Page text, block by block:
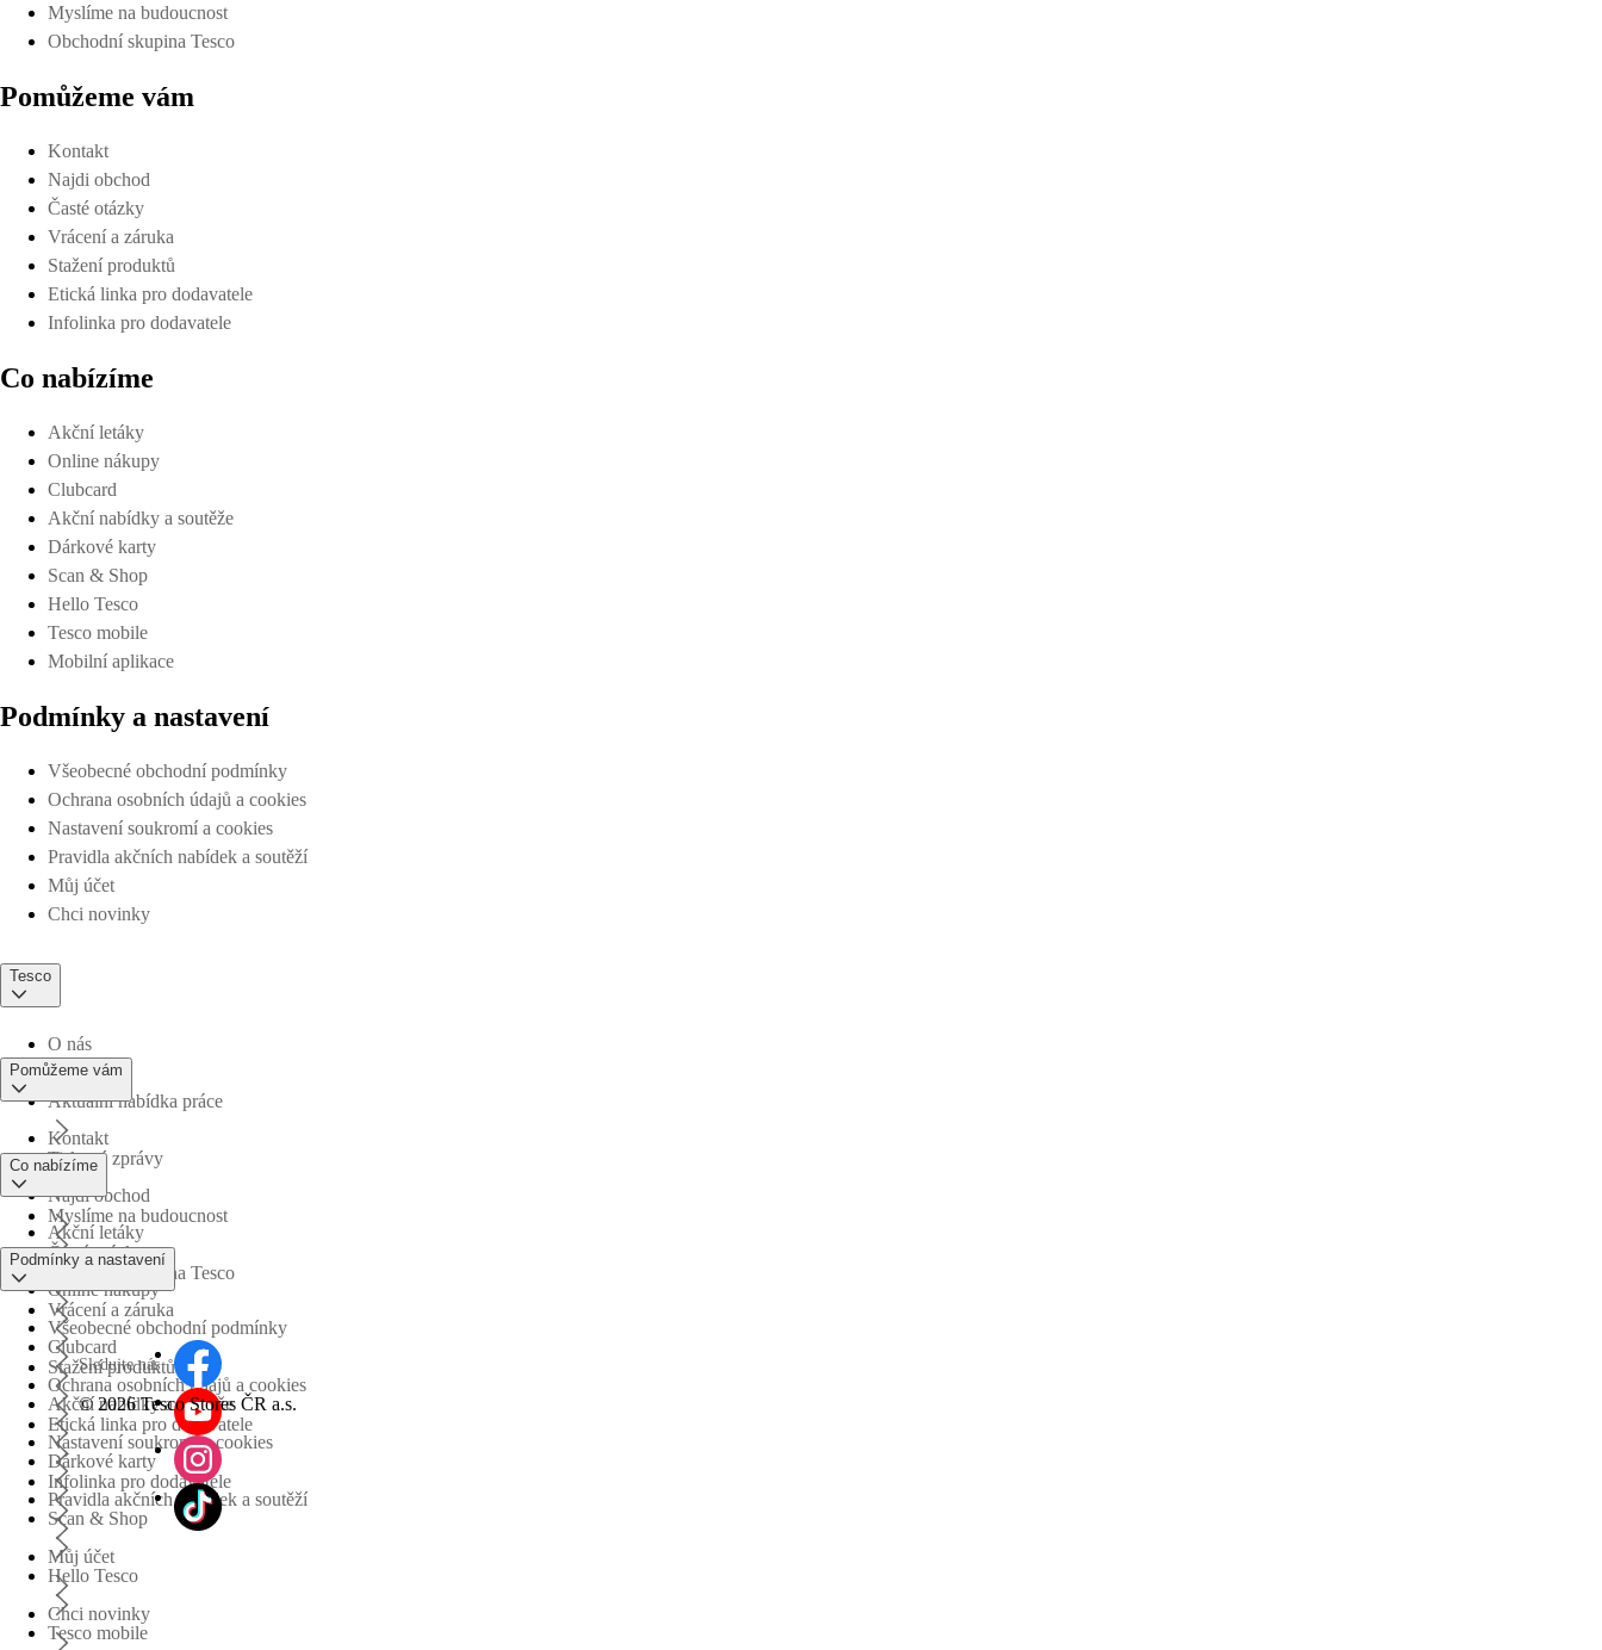
Myslíme na budoucnost
Obchodní skupina Tesco
Pomůžeme vám
Kontakt
Najdi obchod
Časté otázky
Vrácení a záruka
Stažení produktů
Etická linka pro dodavatele
Infolinka pro dodavatele
Co nabízíme
Akční letáky
Online nákupy
Clubcard
Akční nabídky a soutěže
Dárkové karty
Scan & Shop
Hello Tesco
Tesco mobile
Mobilní aplikace
Podmínky a nastavení
Všeobecné obchodní podmínky
Ochrana osobních údajů a cookies
Nastavení soukromí a cookies
Pravidla akčních nabídek a soutěží
Můj účet
Chci novinky
Tesco
O nás
Aktuální nabídka práce
Tiskové zprávy
Myslíme na budoucnost
Obchodní skupina Tesco
Pomůžeme vám
Kontakt
Najdi obchod
Časté otázky
Vrácení a záruka
Stažení produktů
Etická linka pro dodavatele
Infolinka pro dodavatele
Co nabízíme
Akční letáky
Online nákupy
Clubcard
Akční nabídky a soutěže
Dárkové karty
Scan & Shop
Hello Tesco
Tesco mobile
Podmínky a nastavení
Všeobecné obchodní podmínky
Ochrana osobních údajů a cookies
Nastavení soukromí a cookies
Pravidla akčních nabídek a soutěží
Můj účet
Chci novinky
Sledujte nás
© 2026 Tesco Stores ČR a.s.